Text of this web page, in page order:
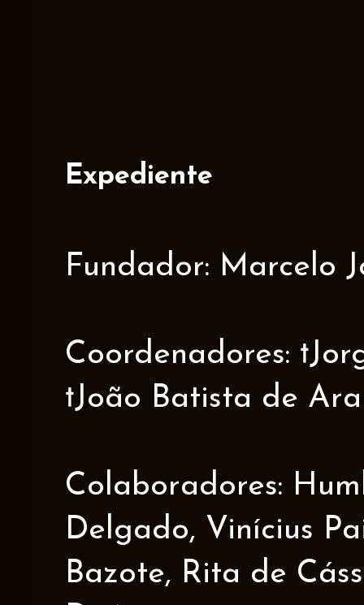
Expediente
Fundador: Marcelo
Coordenadores:
†João Batista de
Colaboradores:
Delgado, Vinícius
Bazote, Rita de